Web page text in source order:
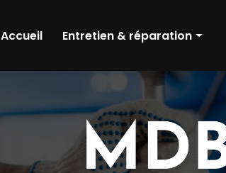
Accueil
Entretien & réparation
Révision
Amortisseurs
Freinage